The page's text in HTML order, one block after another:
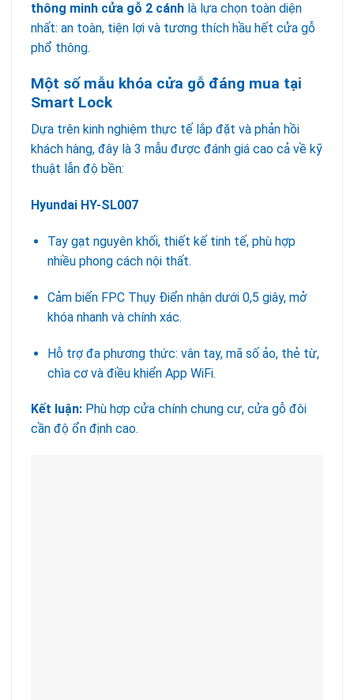
thông minh cửa gỗ 2 cánh là lựa chọn toàn diện
nhất: an toàn, tiện lợi và tương thích hầu hết cửa gỗ
phổ thông.
Một số mẫu khóa cửa gỗ đáng mua tại
Smart Lock
Dựa trên kinh nghiệm thực tế lắp đặt và phản hồi
khách hàng, đây là 3 mẫu được đánh giá cao cả về kỹ
thuật lẫn độ bền:
Hyundai HY-SL007
Tay gạt nguyên khối, thiết kế tinh tế, phù hợp
nhiều phong cách nội thất.
Cảm biến FPC Thụy Điển nhận dưới 0,5 giây, mở
khóa nhanh và chính xác.
Hỗ trợ đa phương thức: vân tay, mã số ảo, thẻ từ,
chìa cơ và điều khiển App WiFi.
Kết luận: Phù hợp cửa chính chung cư, cửa gỗ đôi
cần độ ổn định cao.